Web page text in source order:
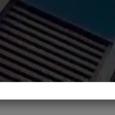
Juego